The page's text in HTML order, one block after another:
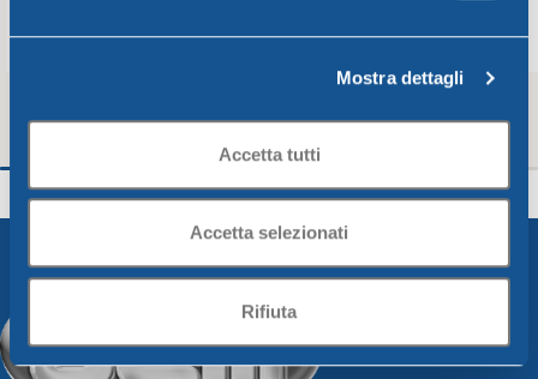
Mostra dettagli
Accetta tutti
Accetta selezionati
Rifiuta
SOTTOVASO GREENTIME DIAM. CM. 36
cotto
Greentime
Aggiungi Al Carrello
cotto
Greentime
Aggiungi Al Carrello